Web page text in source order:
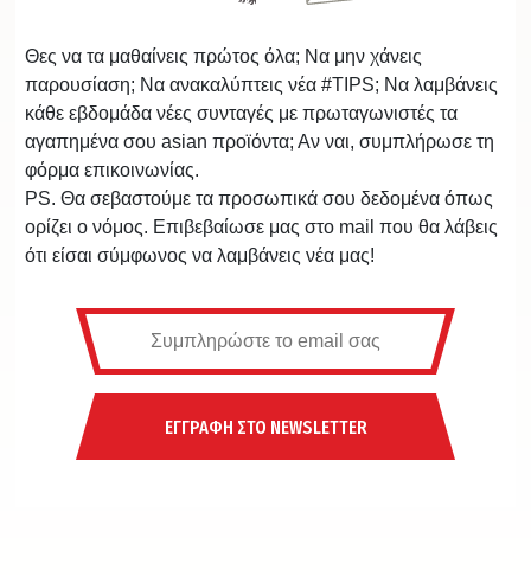
Θες να τα μαθαίνεις πρώτος όλα; Να μην χάνεις
παρουσίαση; Να ανακαλύπτεις νέα #TIPS; Να λαμβάνεις
κάθε εβδομάδα νέες συνταγές με πρωταγωνιστές τα
αγαπημένα σου asian προϊόντα; Αν ναι, συμπλήρωσε τη
φόρμα επικοινωνίας.
PS. Θα σεβαστούμε τα προσωπικά σου δεδομένα όπως
ορίζει ο νόμος. Επιβεβαίωσε μας στο mail που θα λάβεις
ότι είσαι σύμφωνος να λαμβάνεις νέα μας!
ΕΓΓΡΑΦΗ ΣΤΟ NEWSLETTER